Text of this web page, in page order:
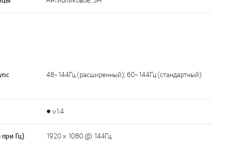
48~144Гц (расширенный); 60~144Гц (стандартный)
● v1.4
Гц) 1920 x 1080 @ 144Гц